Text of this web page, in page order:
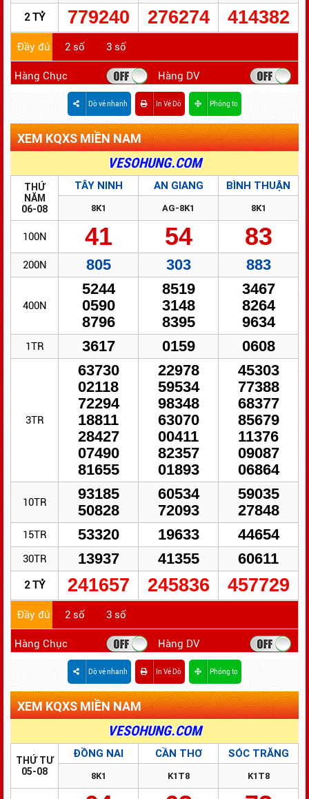
2 TỶ 779240 276274 414382
Đầy đủ 2 số 3 số
Hàng Chục Hàng DV
Dò vé nhanh In Vé Dò Phóng to
XEM KQXS MIỀN NAM
VESOHUNG.COM
ĐỔI SỐ TRÚNG - NHANH GỌN - BẢO MẬT
THỨ
NĂM
06-08
TÂY NINH AN GIANG BÌNH THUẬN
8K1 AG-8K1 8K1
100N 41 54 83
200N 805 303 883
400N
5244
0590
8796
8519
3148
8395
3467
8264
9634
1TR 3617 0159 0608
3TR
63730
02118
72294
18811
28427
07490
81655
22978
59534
98348
63070
00411
82357
01893
45303
77388
68377
85679
11376
09087
06864
10TR
93185
50828
60534
72093
59035
27848
15TR 53320 19633 44654
30TR 13937 41355 60611
2 TỶ 241657 245836 457729
Đầy đủ 2 số 3 số
Hàng Chục Hàng DV
Dò vé nhanh In Vé Dò Phóng to
XEM KQXS MIỀN NAM
VESOHUNG.COM
ĐỔI SỐ TRÚNG - NHANH GỌN - BẢO MẬT
THỨ TƯ
05-08
ĐỒNG NAI CẦN THƠ SÓC TRĂNG
8K1 K1T8 K1T8